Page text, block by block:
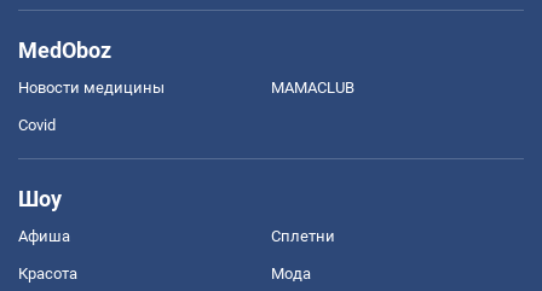
MedOboz
Новости медицины MAMACLUB
Covid
Шоу
Афиша Сплетни
Красота Мода